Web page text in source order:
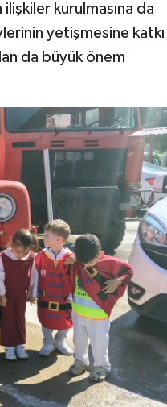
kurulmasına da
yetişmesine katkı
da büyük önem